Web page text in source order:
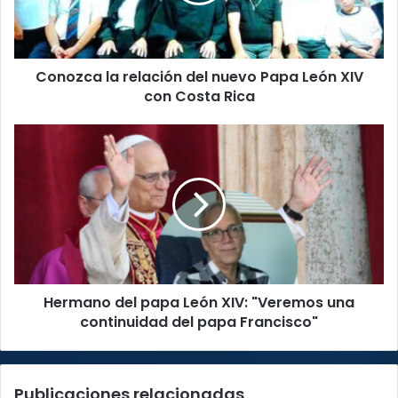
León
XIV
con
CostaConozca la relación del nuevo Papa León XIV
con Costa Rica
Hermano
continuidad
del
Hermano del papa León XIV: "Veremos una
continuidad del papa Francisco"